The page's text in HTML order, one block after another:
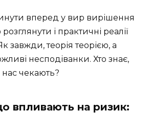
вперед у вир вирішення
і практичні реалії
завжди, теорія теорією, а
несподіванки. Хто знає,
нас чекають?
впливають на ризик: